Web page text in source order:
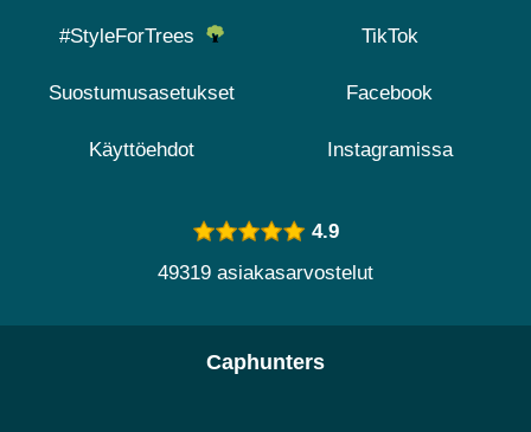
#StyleForTrees
Suostumusasetukset
Käyttöehdot
TikTok
Facebook
Instagramissa
4.9
49319 asiakasarvostelut
Caphunters